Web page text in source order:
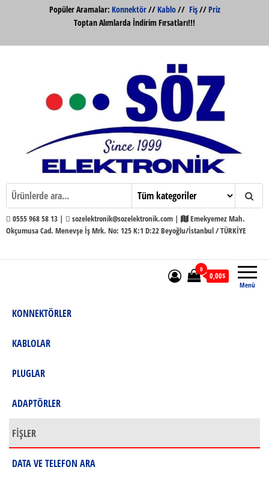
Popüler Aramalar: Konnektör//Kablo// Fiş//Priz
Toptan Alımlarda İndirim Fırsatları!!!
Söz Elektronik Konnektör ve Kabloları
Toptan ve Perakende
Söz Elektronik
0555 968 58 13 | sozelektronik@sozelektronik.com |
Emekyemez Mah.
Okçumusa Cad. Menevşe İş Mrk. No: 125 K:1 D:22 Beyoğlu/İstanbul / TÜRKİYE
Menü
0
0,00$
KONNEKTÖRLER
KABLOLAR
PLUGLAR
ADAPTÖRLER
FİŞLER
DATA VE TELEFON ARA